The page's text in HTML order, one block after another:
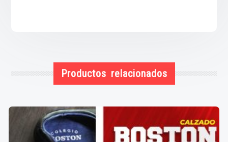
Productos relacionados